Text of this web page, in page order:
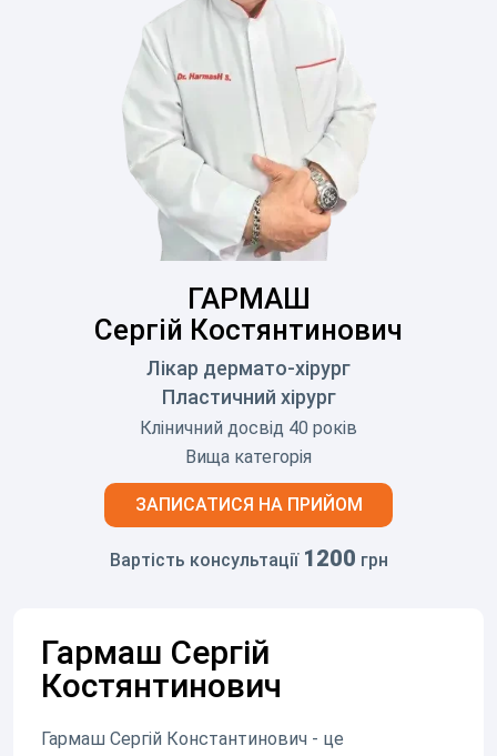
ГАРМАШ
Сергій Костянтинович
Лікар дермато-хірург
Пластичний хірург
Кліничний досвід 40 років
Вища категорія
ЗАПИСАТИСЯ НА ПРИЙОМ
Вартість консультації 1200 грн
Гармаш Сергій
Костянтинович
Гармаш Сергій Константинович - це